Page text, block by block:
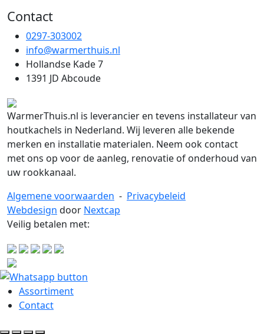
Contact
0297-303002
info@warmerthuis.nl
Hollandse Kade 7
1391 JD Abcoude
WarmerThuis.nl is leverancier en tevens installateur van
houtkachels in Nederland. Wij leveren alle bekende
merken en installatie materialen. Neem ook contact
met ons op voor de aanleg, renovatie of onderhoud van
uw rookkanaal.
Algemene voorwaarden - Privacybeleid
Webdesign door Nextcap
Veilig betalen met:
Assortiment
Contact